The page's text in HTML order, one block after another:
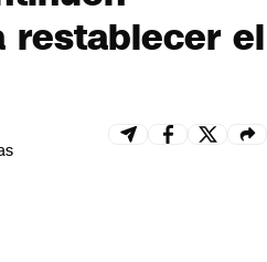
restablecer el